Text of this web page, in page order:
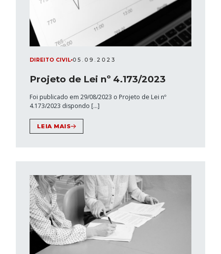
DIREITO CIVIL•05.09.2023
Projeto de Lei nº 4.173/2023
Foi publicado em 29/08/2023 o Projeto de Lei nº
4.173/2023 dispondo […]
LEIA MAIS